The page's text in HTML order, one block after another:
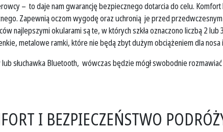
– to daje nam gwarancję bezpiecznego dotarcia do celu.
Zapewnią oczom wygodę oraz uchronią je przed
najlepszymi okularami są te, w których szkła oznaczono liczbą 2
metalowe ramki, które nie będą zbyt dużym obciążeniem dla nosa
słuchawka Bluetooth, wówczas będzie mógł swobodnie
I BEZPIECZEŃSTWO